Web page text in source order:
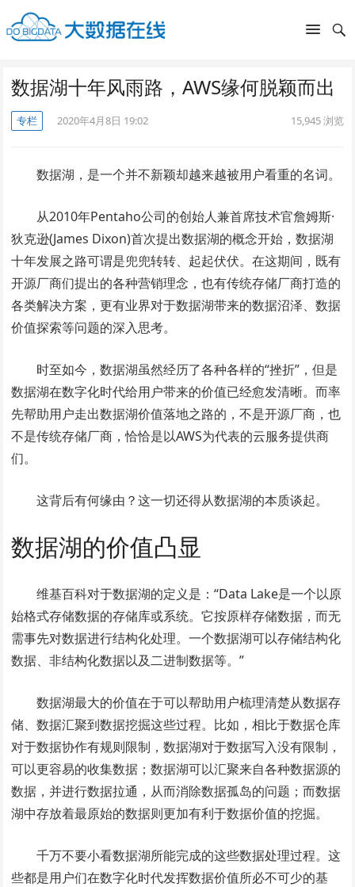
数据湖十年风雨路，AWS缘何脱颖而出
专栏 2020年4月8日 19:02 15,945浏览
数据湖，是一个并不新颖却越来越被用户看重的名词。
从2010年Pentaho公司的创始人兼首席技术官詹姆斯·
狄克逊(James Dixon)首次提出数据湖的概念开始，数据湖
十年发展之路可谓是兜兜转转、起起伏伏。在这期间，既有
开源厂商们提出的各种营销理念，也有传统存储厂商打造的
各类解决方案，更有业界对于数据湖带来的数据沼泽、数据
价值探索等问题的深入思考。
时至如今，数据湖虽然经历了各种各样的“挫折”，但是
数据湖在数字化时代给用户带来的价值已经愈发清晰。而率
先帮助用户走出数据湖价值落地之路的，不是开源厂商，也
不是传统存储厂商，恰恰是以AWS为代表的云服务提供商
们。
这背后有何缘由？这一切还得从数据湖的本质谈起。
数据湖的价值凸显
维基百科对于数据湖的定义是：“Data Lake是一个以原
始格式存储数据的存储库或系统。它按原样存储数据，而无
需事先对数据进行结构化处理。一个数据湖可以存储结构化
数据、非结构化数据以及二进制数据等。”
数据湖最大的价值在于可以帮助用户梳理清楚从数据存
储、数据汇聚到数据挖掘这些过程。比如，相比于数据仓库
对于数据协作有规则限制，数据湖对于数据写入没有限制，
可以更容易的收集数据；数据湖可以汇聚来自各种数据源的
数据，并进行数据拉通，从而消除数据孤岛的问题；而数据
湖中存放着最原始的数据则更加有利于数据价值的挖掘。
千万不要小看数据湖所能完成的这些数据处理过程。这
些都是用户们在数字化时代发挥数据价值所必不可少的基